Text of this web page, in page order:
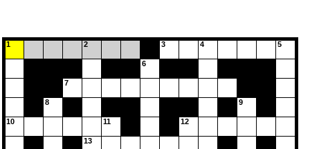
1
10
8
7
2
13
11
6
3
12
4
9
5